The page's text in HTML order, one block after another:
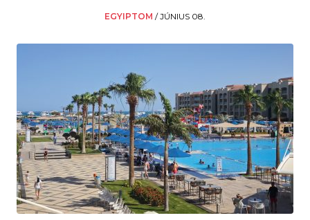
EGYIPTOM /JÚNIUS 08.